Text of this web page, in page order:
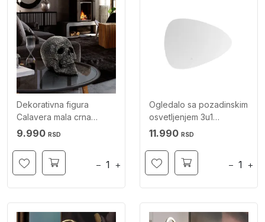
Dekorativna figura
Calavera mala crna
SCHULLER
9.990 RSD
− +
Ogledalo sa pozadinskim
osvetljenjem 3u1
dimabilno
11.990 RSD
− +